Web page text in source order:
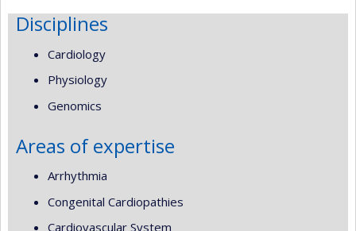
Disciplines
Cardiology
Physiology
Genomics
Areas of expertise
Arrhythmia
Congenital Cardiopathies
Cardiovascular System